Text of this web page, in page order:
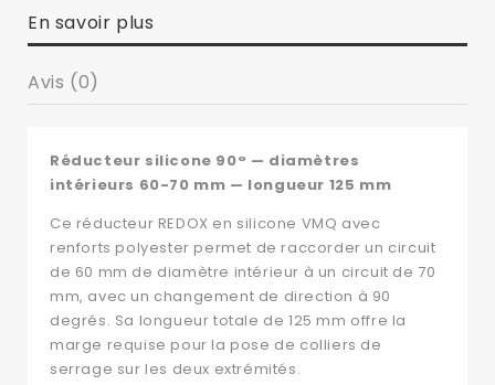
En savoir plus
Avis (0)
Réducteur silicone 90° — diamètres
intérieurs 60-70 mm — longueur 125 mm
Ce réducteur REDOX en silicone VMQ avec
renforts polyester permet de raccorder un circuit
de 60 mm de diamètre intérieur à un circuit de 70
mm, avec un changement de direction à 90
degrés. Sa longueur totale de 125 mm offre la
marge requise pour la pose de colliers de
serrage sur les deux extrémités.